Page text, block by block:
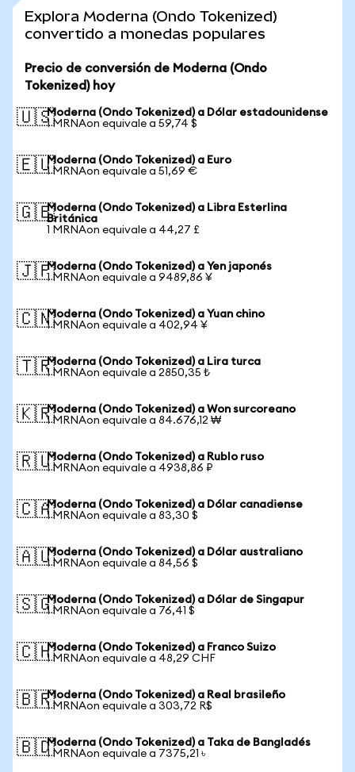
Explora Moderna (Ondo Tokenized)
convertido a monedas populares
Precio de conversión de Moderna (Ondo
Tokenized) hoy
🇺🇸Moderna (Ondo Tokenized) a Dólar estadounidense
1 MRNAon equivale a 59,74 $
🇪🇺Moderna (Ondo Tokenized) a Euro
1 MRNAon equivale a 51,69 €
🇬🇧Moderna (Ondo Tokenized) a Libra Esterlina
Británica
1 MRNAon equivale a 44,27 £
🇯🇵Moderna (Ondo Tokenized) a Yen japonés
1 MRNAon equivale a 9489,86 ¥
🇨🇳Moderna (Ondo Tokenized) a Yuan chino
1 MRNAon equivale a 402,94 ¥
🇹🇷Moderna (Ondo Tokenized) a Lira turca
1 MRNAon equivale a 2850,35 ₺
🇰🇷Moderna (Ondo Tokenized) a Won surcoreano
1 MRNAon equivale a 84.676,12 ₩
🇷🇺Moderna (Ondo Tokenized) a Rublo ruso
1 MRNAon equivale a 4938,86 ₽
🇨🇦Moderna (Ondo Tokenized) a Dólar canadiense
1 MRNAon equivale a 83,30 $
🇦🇺Moderna (Ondo Tokenized) a Dólar australiano
1 MRNAon equivale a 84,56 $
🇸🇬Moderna (Ondo Tokenized) a Dólar de Singapur
1 MRNAon equivale a 76,41 $
🇨🇭Moderna (Ondo Tokenized) a Franco Suizo
1 MRNAon equivale a 48,29 CHF
🇧🇷Moderna (Ondo Tokenized) a Real brasileño
1 MRNAon equivale a 303,72 R$
🇧🇩Moderna (Ondo Tokenized) a Taka de Bangladés
1 MRNAon equivale a 7375,21 ৳